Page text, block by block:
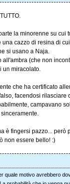
la minorenne su cui
una cazzo di resina di
si usano a Naja.
all'ambra (che non
un miracolato.
che ha certificato
facendosi rilasciare
campavano
è fingersi pazzo... però
non essere bello! :)
quale motivo avrebbero